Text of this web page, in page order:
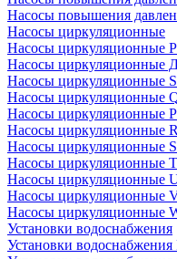
Насосы повышения
Насосы циркуляционные
Насосы циркуляционные
Насосы
Насосы циркуляционные
Насосы циркуляционные
Насосы циркуляционные
Насосы циркуляционные
Насосы циркуляционные
Насосы циркуляционные
Насосы циркуляционные
Насосы циркуляционные
Насосы циркуляционные
Установки водоснабжения
Установки